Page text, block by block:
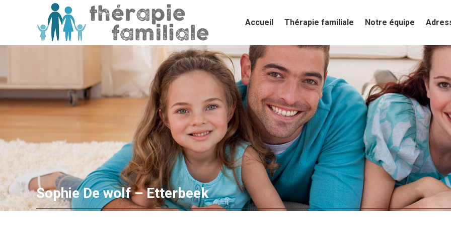
Accueil Thérapie familiale Notre équipe
Sophie De wolf – Etterbeek
Accueil Thérapie familiale Notre équipe